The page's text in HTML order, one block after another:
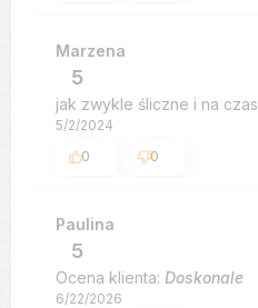
Marzena
5
jak zwykle śliczne i na czas
5/2/2024
0
0
Paulina
5
Ocena klienta: Doskonale
6/22/2026